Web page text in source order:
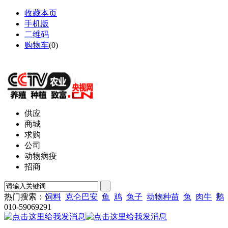
收藏本页
手机版
二维码
购物车(0)
供应
商城
求购
公司
动物病疫
招商
热门搜索： 饲料 克仑巴安 鱼 鸡 兔子 动物种苗 兔 肉牛 鹅
010-59069291